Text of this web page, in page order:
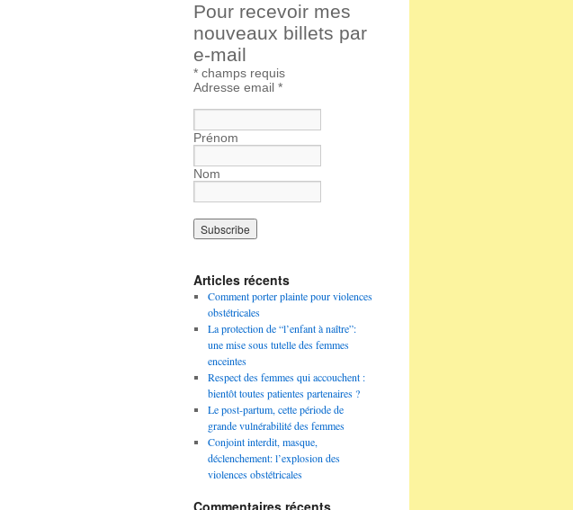
Pour recevoir mes
nouveaux billets par
e-mail
* champs requis
Adresse email *
Prénom
Nom
Articles récents
Comment porter plainte pour violences
obstétricales
La protection de “l’enfant à naître”:
une mise sous tutelle des femmes
enceintes
Respect des femmes qui accouchent :
bientôt toutes patientes partenaires ?
Le post-partum, cette période de
grande vulnérabilité des femmes
Conjoint interdit, masque,
déclenchement: l’explosion des
violences obstétricales
Commentaires récents